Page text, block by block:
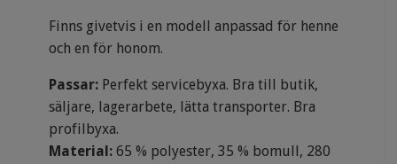
Finns givetvis i en modell anpassad för henne
och en för honom.
Passar: Perfekt servicebyxa. Bra till butik,
säljare, lagerarbete, lätta transporter. Bra
profilbyxa.
Material: 65 % polyester, 35 % bomull, 280